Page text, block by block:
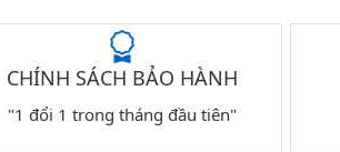
CHÍNH SÁCH BẢO HÀNH
"1 đổi 1 trong tháng đầu tiên"